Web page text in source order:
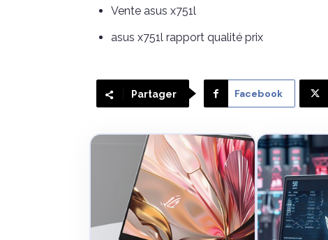
Vente asus x751l
asus x751l rapport qualité prix
Partager Facebook